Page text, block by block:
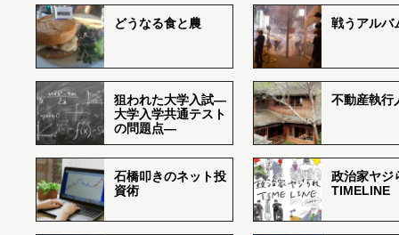
どうなる食と農 戦うアルバ
狙われた大学入試―
大学入学共通テスト
の問題点―
不動産執行
石橋叩きのネット投
資術
政治家ヤジ
TIMELINE